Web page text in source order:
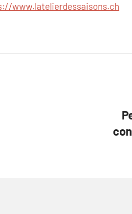
www.latelierdessaisons.ch